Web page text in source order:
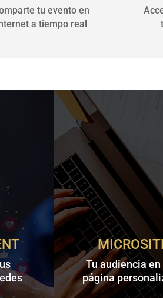
tu evento en
a tiempo real
Tu audiencia en
página